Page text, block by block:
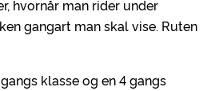
hvornår man rider under
gangart man skal vise. Ruten
klasse og en 4 gangs